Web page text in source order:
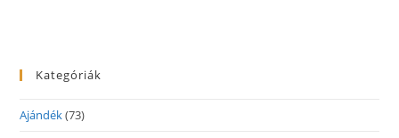
Kategóriák
Ajándék(73)